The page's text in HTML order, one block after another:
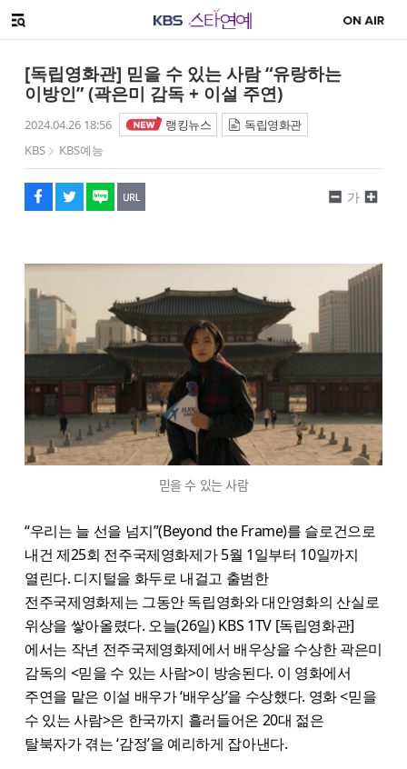
메뉴 열기
[독립영화관] 믿을 수 있는 사람 “유랑하는
이방인” (곽은미 감독 + 이설 주연)
2024.04.26 18:56 랭킹뉴스
독립영화관
KBS
KBS예능
페이스북
트위터
네이버
URL복사
글씨 작게보기
가
글씨 크게보기
믿을 수 있는 사람
“우리는 늘 선을 넘지”(Beyond the Frame)를 슬로건으로
내건 제25회 전주국제영화제가 5월 1일부터 10일까지
열린다. 디지털을 화두로 내걸고 출범한
전주국제영화제는 그동안 독립영화와 대안영화의 산실로
위상을 쌓아올렸다. 오늘(26일) KBS 1TV [독립영화관]
에서는 작년 전주국제영화제에서 배우상을 수상한 곽은미
감독의 <믿을 수 있는 사람>이 방송된다. 이 영화에서
주연을 맡은 이설 배우가 ‘배우상’을 수상했다. 영화 <믿을
수 있는 사람>은 한국까지 흘러들어온 20대 젊은
탈북자가 겪는 ‘감정’을 예리하게 잡아낸다.
해시태그